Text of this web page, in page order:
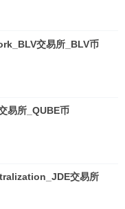
交易所_BLV币
易所_QUBE币
交易所